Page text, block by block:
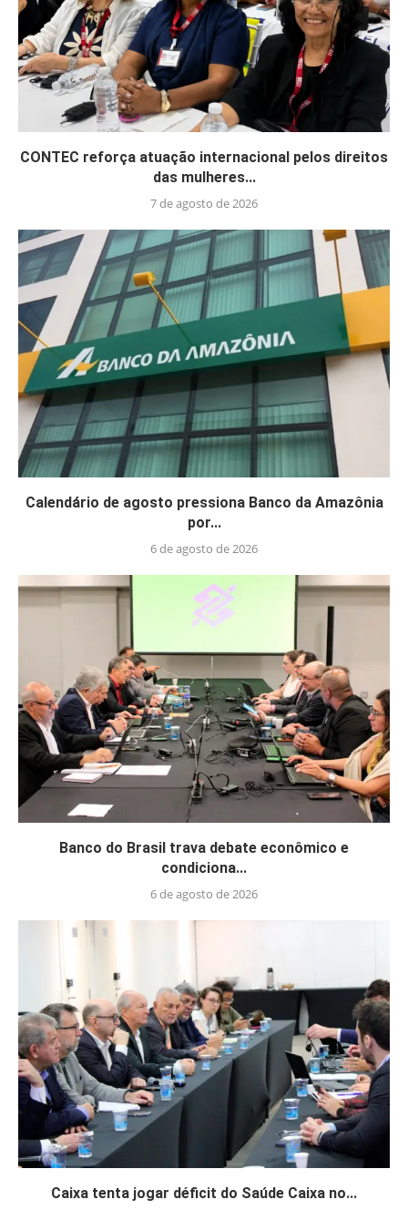
CONTEC reforça atuação internacional pelos direitos
das mulheres...
7 de agosto de 2026
Calendário de agosto pressiona Banco da Amazônia
por...
6 de agosto de 2026
Banco do Brasil trava debate econômico e
condiciona...
6 de agosto de 2026
Caixa tenta jogar déficit do Saúde Caixa no...